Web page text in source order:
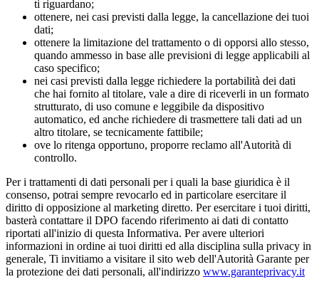
ti riguardano;
ottenere, nei casi previsti dalla legge, la cancellazione dei tuoi
dati;
ottenere la limitazione del trattamento o di opporsi allo stesso,
quando ammesso in base alle previsioni di legge applicabili al
caso specifico;
nei casi previsti dalla legge richiedere la portabilità dei dati
che hai fornito al titolare, vale a dire di riceverli in un formato
strutturato, di uso comune e leggibile da dispositivo
automatico, ed anche richiedere di trasmettere tali dati ad un
altro titolare, se tecnicamente fattibile;
ove lo ritenga opportuno, proporre reclamo all'Autorità di
controllo.
Per i trattamenti di dati personali per i quali la base giuridica è il
consenso, potrai sempre revocarlo ed in particolare esercitare il
diritto di opposizione al marketing diretto. Per esercitare i tuoi diritti,
basterà contattare il DPO facendo riferimento ai dati di contatto
riportati all'inizio di questa Informativa. Per avere ulteriori
informazioni in ordine ai tuoi diritti ed alla disciplina sulla privacy in
generale, Ti invitiamo a visitare il sito web dell'Autorità Garante per
la protezione dei dati personali, all'indirizzo www.garanteprivacy.it